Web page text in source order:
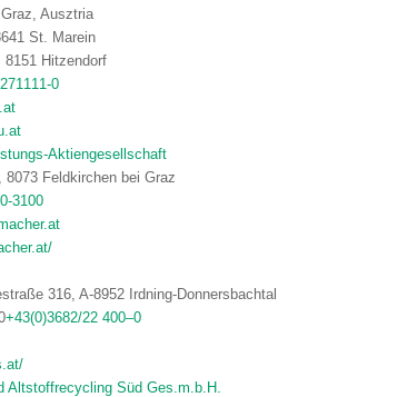
Ausztria
St. Marein
8151 Hitzendorf
0
Aktiengesellschaft
8073 Feldkirchen bei Graz
3100
316, A-8952 Irdning-Donnersbachtal
+43(0)3682/22 400–0
Altstoffrecycling Süd Ges.m.b.H.